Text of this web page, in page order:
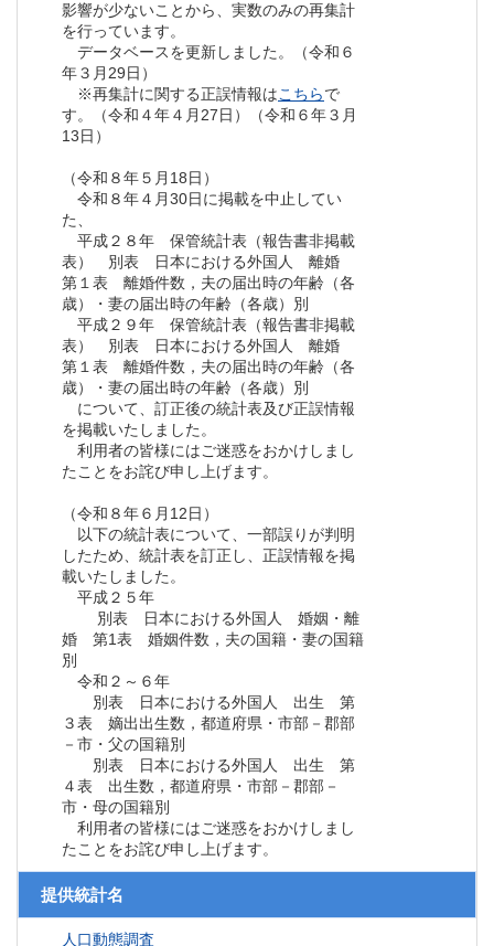
影響が少ないことから、実数のみの再集計
を行っています。
データベースを更新しました。（令和６
年３月29日）
※再集計に関する正誤情報はこちらで
す。（令和４年４月27日）（令和６年３月
13日）
（令和８年５月18日）
令和８年４月30日に掲載を中止してい
た、
平成２８年 保管統計表（報告書非掲載
表） 別表 日本における外国人 離婚
第１表 離婚件数，夫の届出時の年齢（各
歳）・妻の届出時の年齢（各歳）別
平成２９年 保管統計表（報告書非掲載
表） 別表 日本における外国人 離婚
第１表 離婚件数，夫の届出時の年齢（各
歳）・妻の届出時の年齢（各歳）別
について、訂正後の統計表及び正誤情報
を掲載いたしました。
利用者の皆様にはご迷惑をおかけしまし
たことをお詫び申し上げます。
（令和８年６月12日）
以下の統計表について、一部誤りが判明
したため、統計表を訂正し、正誤情報を掲
載いたしました。
平成２５年
別表 日本における外国人 婚姻・離
婚 第1表 婚姻件数，夫の国籍・妻の国籍
別
令和２～６年
別表 日本における外国人 出生 第
３表 嫡出出生数，都道府県・市部－郡部
－市・父の国籍別
別表 日本における外国人 出生 第
４表 出生数，都道府県・市部－郡部－
市・母の国籍別
利用者の皆様にはご迷惑をおかけしまし
たことをお詫び申し上げます。
提供統計名
人口動態調査